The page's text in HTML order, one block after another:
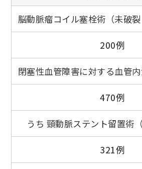
脳動脈瘤コイル塞栓術（未破裂
200例
閉塞性血管障害に対する血管内
470例
うち 頸動脈ステント留置術（
321例